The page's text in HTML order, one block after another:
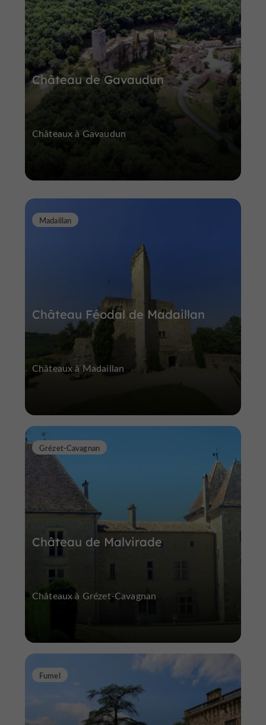
Château de Gavaudun
Châteaux à Gavaudun
Château Féodal de Madaillan
Madaillan
Châteaux à Madaillan
Château de Malvirade
Grézet-Cavagnan
Châteaux à Grézet-Cavagnan
Fumel